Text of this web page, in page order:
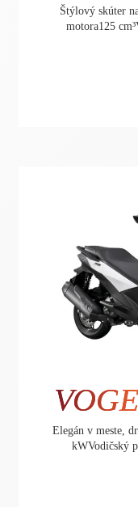
Štýlový skúter
motora125
VOGE
Elegán v meste,
kWVodičský